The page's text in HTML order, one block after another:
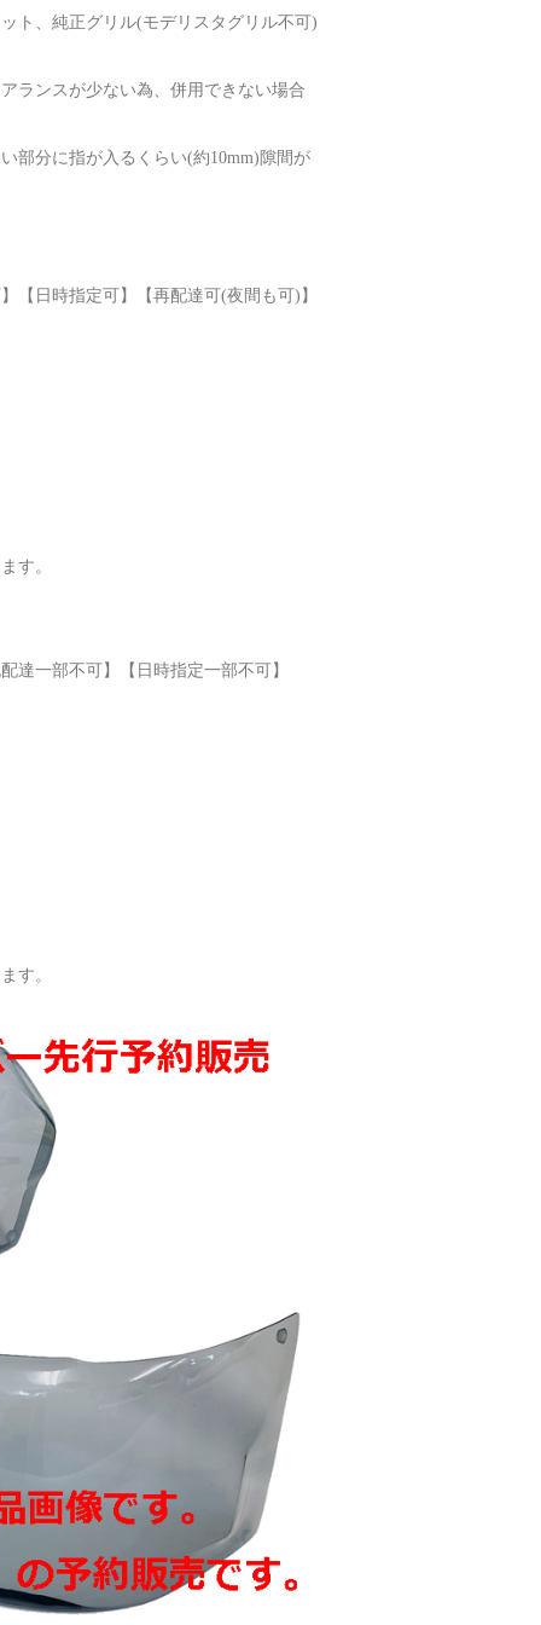
ト、純正グリル(モデリスタグリル不可)
ランスが少ない為、併用できない場合
部分に指が入るくらい(約10mm)隙間が
【日時指定可】【再配達可(夜間も可)】
す。
達一部不可】【日時指定一部不可】
す。